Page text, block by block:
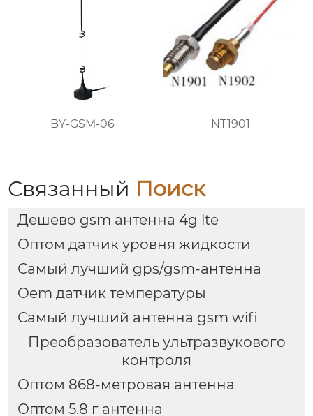
BY-GSM-06 NT1901
Связанный Поиск
Дешево gsm антенна 4g lte
Оптом датчик уровня жидкости
Самый лучший gps/gsm-антенна
Oem датчик температуры
Самый лучший антенна gsm wifi
Преобразователь ультразвукового
контроля
Оптом 868-метровая антенна
Оптом 5.8 г антенна